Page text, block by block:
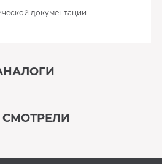
документации